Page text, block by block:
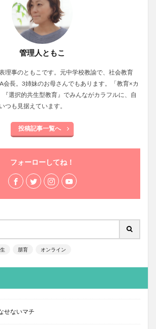
管理人ともこ
理事のともこです。元中学校教諭で、社会教育
会長。3姉妹のお母さんでもあります。「教育×カ
『選択的共生型教育』でみんながカラフルに、自
つも見据えています。
投稿記事一覧へ
フォーローしてね！
朋育 オンライン
せないマチ